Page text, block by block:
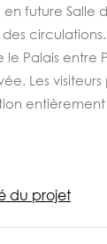
future Salle
circulations.
le Palais entre
Les visiteurs
entièrement
du projet